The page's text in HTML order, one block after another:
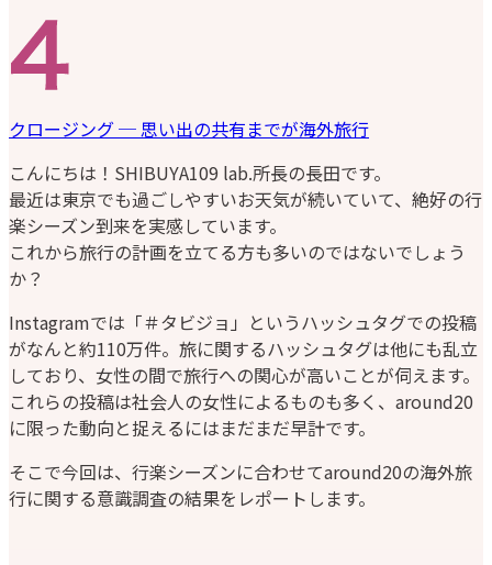
クロージング ─ 思い出の共有までが海外旅行
こんにちは！SHIBUYA109 lab.所長の長田です。
最近は東京でも過ごしやすいお天気が続いていて、絶好の行
楽シーズン到来を実感しています。
これから旅行の計画を立てる方も多いのではないでしょう
か？
Instagramでは「＃タビジョ」というハッシュタグでの投稿
がなんと約110万件。旅に関するハッシュタグは他にも乱立
しており、女性の間で旅行への関心が高いことが伺えます。
これらの投稿は社会人の女性によるものも多く、around20
に限った動向と捉えるにはまだまだ早計です。
そこで今回は、行楽シーズンに合わせてaround20の海外旅
行に関する意識調査の結果をレポートします。